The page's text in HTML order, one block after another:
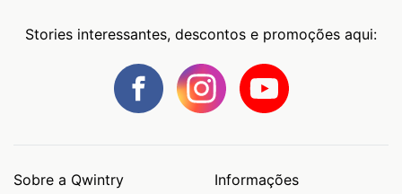
Stories interessantes, descontos e promoções aqui:
Sobre a Qwintry Informações